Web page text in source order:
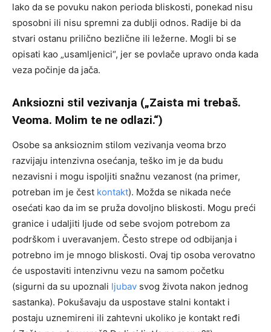
lako da se povuku nakon perioda bliskosti, ponekad nisu
sposobni ili nisu spremni za dublji odnos. Radije bi da
stvari ostanu prilično bezlične ili ležerne. Mogli bi se
opisati kao „usamljenici“, jer se povlače upravo onda kada
veza počinje da jača.
Anksiozni stil vezivanja („Zaista mi trebaš.
Veoma. Molim te ne odlazi.“)
Osobe sa anksioznim stilom vezivanja veoma brzo
razvijaju intenzivna osećanja, teško im je da budu
nezavisni i mogu ispoljiti snažnu vezanost (na primer,
potreban im je čest kontakt). Možda se nikada neće
osećati kao da im se pruža dovoljno bliskosti. Mogu preći
granice i udaljiti ljude od sebe svojom potrebom za
podrškom i uveravanjem. Često strepe od odbijanja i
potrebno im je mnogo bliskosti. Ovaj tip osoba verovatno
će uspostaviti intenzivnu vezu na samom početku
(sigurni da su upoznali ljubav svog života nakon jednog
sastanka). Pokušavaju da uspostave stalni kontakt i
postaju uznemireni ili zahtevni ukoliko je kontakt ređi